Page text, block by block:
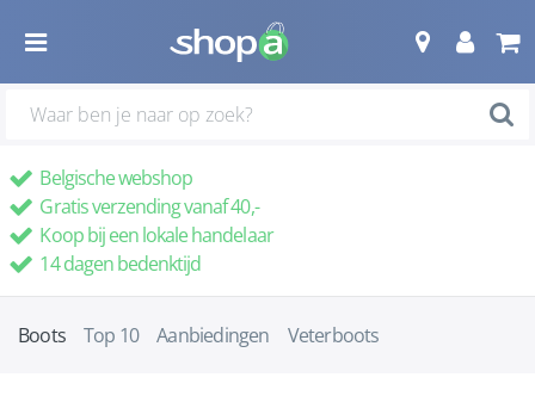
Belgische webshop
Gratis verzending vanaf 40,-
Koop bij een lokale handelaar
14 dagen bedenktijd
Boots Top 10 Aanbiedingen Veterboots